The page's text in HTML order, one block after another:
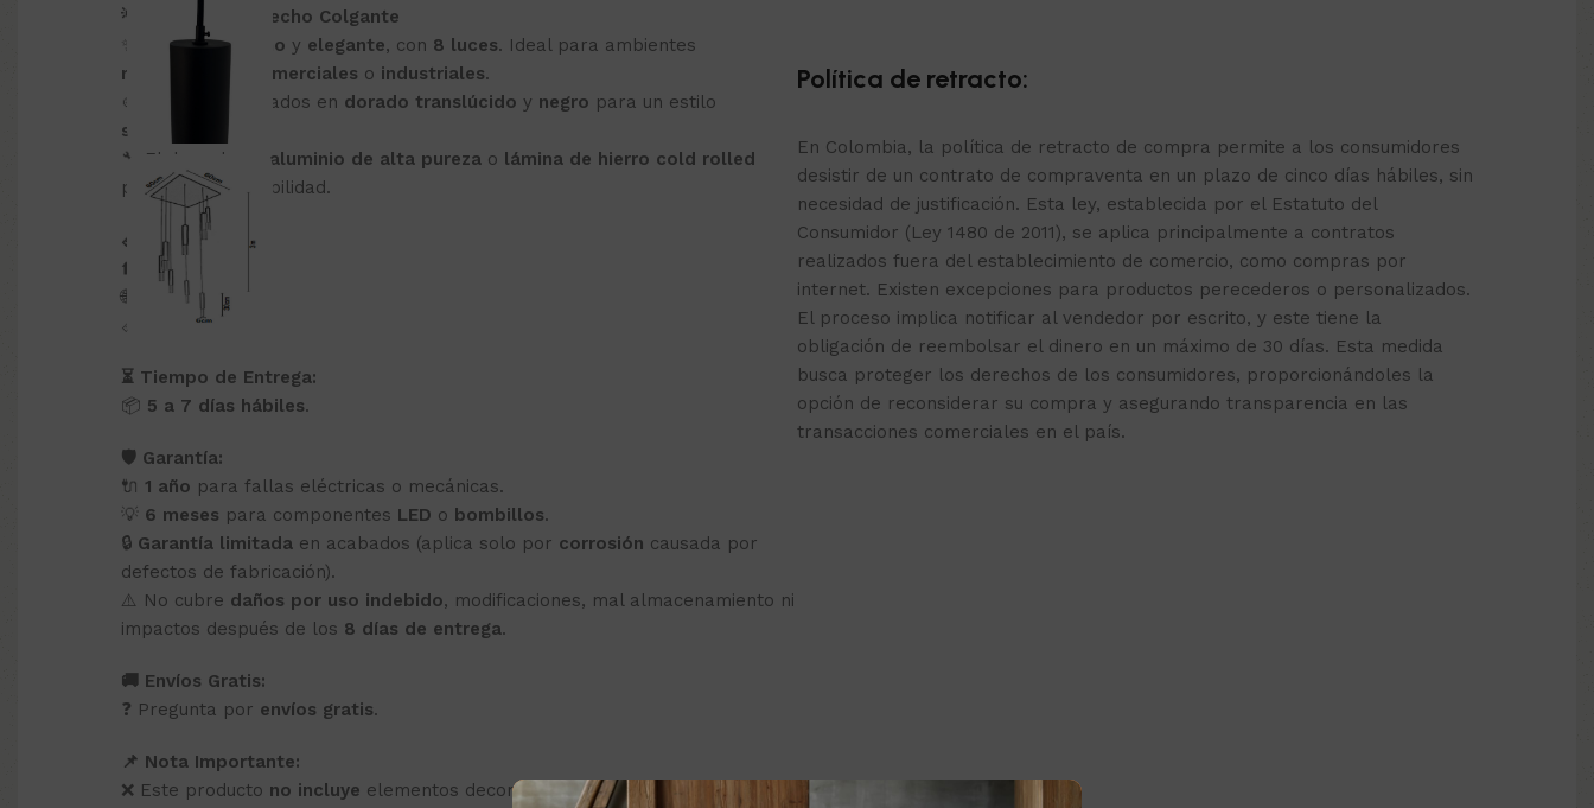
💡 Lámpara de Techo Colgante
✨ Diseñomoderno y elegante, con 8 luces. Ideal para ambientes
residenciales
comerciales o industriales.
🎨 Combina acabados en dorado translúcido y negro para un estilo
sofisticado
🔧 Elaborada en aluminio de alta pureza o lámina de hierro cold rolled
para mayor durabilidad.
📏 Medidas:
⬆️
Alto
🌐
Ancho
: 60 cm
📏
Fondo: 60 cm
⏳ Tiempo de Entrega:
📦 5 a 7 días hábiles.
🛡️ Garantía:
🔌 1 año para fallas eléctricas o mecánicas.
💡 6 meses para componentes LED o bombillos.
🔒 Garantía limitada en acabados (aplica solo por corrosión causada por
defectos de fabricación).
⚠️ No cubre daños por uso indebido, modificaciones, mal almacenamiento ni
impactos después de los 8 días de entrega.
🚚 Envíos Gratis:
❓ Pregunta por envíos gratis.
📌 Nota Importante:
❌ Este producto no incluye elementos decorativos ni ambientación.
Política de retracto:
En Colombia, la política de retracto de compra permite a los consumidores
desistir de un contrato de compraventa en un plazo de cinco días hábiles, sin
necesidad de justificación. Esta ley, establecida por el Estatuto del
Consumidor (Ley 1480 de 2011), se aplica principalmente a contratos
realizados fuera del establecimiento de comercio, como compras por
internet. Existen excepciones para productos perecederos o personalizados.
El proceso implica notificar al vendedor por escrito, y este tiene la
obligación de reembolsar el dinero en un máximo de 30 días. Esta medida
busca proteger los derechos de los consumidores, proporcionándoles la
opción de reconsiderar su compra y asegurando transparencia en las
transacciones comerciales en el país.